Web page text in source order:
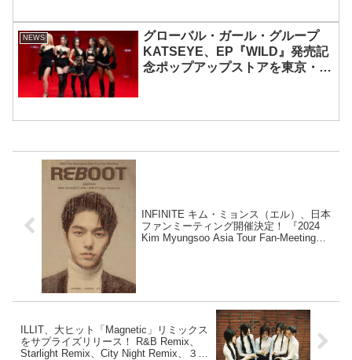
NEWS
グローバル・ガール・グループ
KATSEYE、EP『WILD』発売記
念ポップアップストアを東京・原
INFINITE キム・ミョンス（エル）、日本
ファンミーティング開催決定！ 『2024
Kim Myungsoo Asia Tour Fan-Meeting
ILLIT、大ヒット「Magnetic」リミックス
をサプライズリリース！ R&B Remix、
Starlight Remix、City Night Remix、３つ